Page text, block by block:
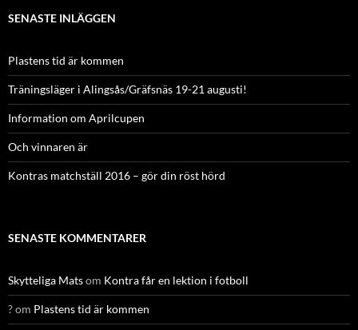
SENASTE INLÄGGEN
Plastens tid är kommen
Träningsläger i Alingsås/Gräfsnäs 19-21 augusti!
Information om Aprilcupen
Och vinnaren är
Kontras matchställ 2016 – gör din röst hörd
SENASTE KOMMENTARER
Skytteliga Matsom Kontra får en lektion i fotboll
?om Plastens tid är kommen